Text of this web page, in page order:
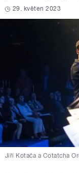
29. květen 2023
Jiří Kotača a Cotatcha